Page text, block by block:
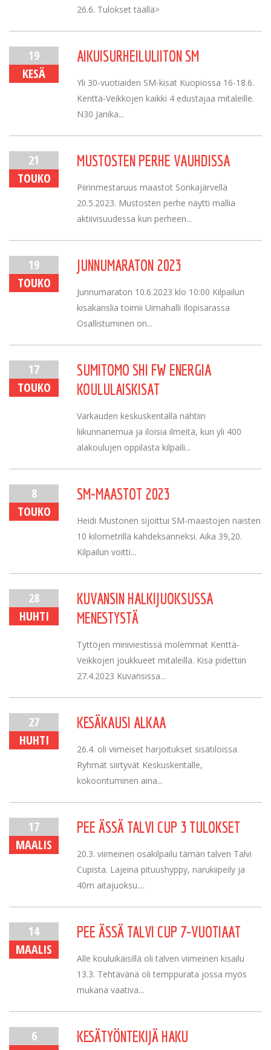
26.6. Tulokset täällä>
19
KESÄ
AIKUISURHEILULIITON SM
Yli 30-vuotiaiden SM-kisat Kuopiossa 16-18.6.
Kenttä-Veikkojen kaikki 4 edustajaa mitaleille.
N30 Janika...
21
TOUKO
MUSTOSTEN PERHE VAUHDISSA
Piirinmestaruus maastot Sonkajärvellä
20.5.2023. Mustosten perhe näytti mallia
aktiivisuudessa kun perheen...
19
TOUKO
JUNNUMARATON 2023
Junnumaraton 10.6.2023 klo 10:00 Kilpailun
kisakanslia toimii Uimahalli Ilopisarassa
Osallistuminen on...
17
TOUKO
SUMITOMO SHI FW ENERGIA
KOULULAISKISAT
Varkauden keskuskentällä nähtiin
liikunnariemua ja iloisia ilmeitä, kun yli 400
alakoulujen oppilasta kilpaili...
8
TOUKO
SM-MAASTOT 2023
Heidi Mustonen sijoittui SM-maastojen naisten
10 kilometrillä kahdeksanneksi. Aika 39,20.
Kilpailun voitti...
28
HUHTI
KUVANSIN HALKIJUOKSUSSA
MENESTYSTÄ
Tyttöjen miniviestissä molemmat Kenttä-
Veikkojen joukkueet mitaleilla. Kisa pidettiin
27.4.2023 Kuvansissa...
27
HUHTI
KESÄKAUSI ALKAA
26.4. oli viimeiset harjoitukset sisätiloissa.
Ryhmät siirtyvät Keskuskentälle,
kokoontuminen aina...
17
MAALIS
PEE ÄSSÄ TALVI CUP 3 TULOKSET
20.3. viimeinen osakilpailu tämän talven Talvi
Cupista. Lajeina pituushyppy, narukiipeily ja
40m aitajuoksu....
14
MAALIS
PEE ÄSSÄ TALVI CUP 7-VUOTIAAT
Alle kouluikäisillä oli talven viimeinen kisailu
13.3. Tehtävänä oli temppurata jossa myös
mukana vaativa...
6
KESÄTYÖNTEKIJÄ HAKU